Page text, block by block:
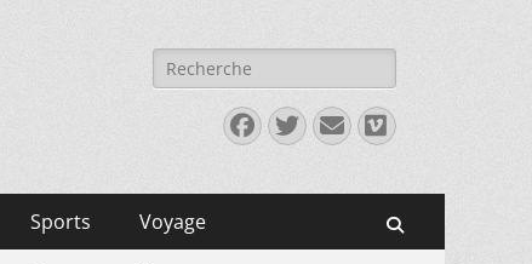
Rechercher :
Facebook
Twitter
E-
mail
Vimeo
Sports Voyage